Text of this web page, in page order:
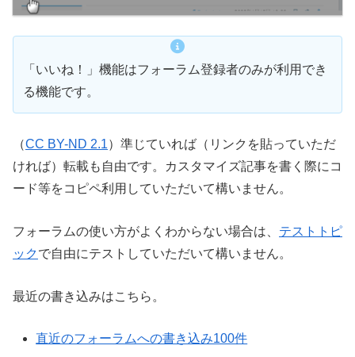
「いいね！」機能はフォーラム登録者のみが利用でき
る機能です。
（CC BY-ND 2.1）準じていれば（リンクを貼っていただ
ければ）転載も自由です。カスタマイズ記事を書く際にコ
ード等をコピペ利用していただいて構いません。
フォーラムの使い方がよくわからない場合は、 テストトピ
ックで自由にテストしていただいて構いません。
最近の書き込みはこちら。
直近のフォーラムへの書き込み100件